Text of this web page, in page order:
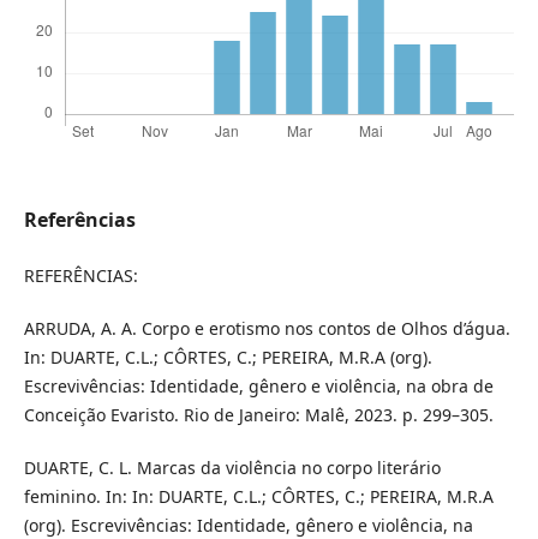
Referências
REFERÊNCIAS:
ARRUDA, A. A. Corpo e erotismo nos contos de Olhos d’água.
In: DUARTE, C.L.; CÔRTES, C.; PEREIRA, M.R.A (org).
Escrevivências: Identidade, gênero e violência, na obra de
Conceição Evaristo. Rio de Janeiro: Malê, 2023. p. 299–305.
DUARTE, C. L. Marcas da violência no corpo literário
feminino. In: In: DUARTE, C.L.; CÔRTES, C.; PEREIRA, M.R.A
(org). Escrevivências: Identidade, gênero e violência, na